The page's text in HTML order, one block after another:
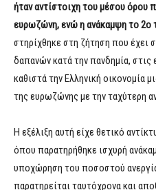
ήταν αντίστοιχη του μέσου όρου
ευρωζώνη, ενώ η ανάκαμψη το 2ο
στηρίχθηκε στη ζήτηση που
δαπανών κατά την πανδημία, στις
καθιστά την Ελληνική οικονομία
της ευρωζώνης με την ταχύτερη
Η εξέλιξη αυτή είχε θετικό
όπου παρατηρήθηκε ισχυρή
υποχώρηση του ποσοστού
παρατηρείται ταυτόχρονα και